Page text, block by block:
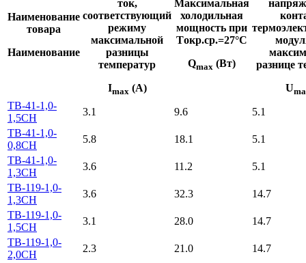
Наименование
товара
Наименование
ток,
соответствующий
режиму
максимальной
разницы
температур
Imax (A)
Максимальная
холодильная
мощность при
Tокр.ср.=27°C
Qmax (Вт)
разнице
U
TB-41-1,0-
1,5CH
3.1 9.6
5.1
TB-41-1,0-
0,8CH
5.8 18.1
5.1
TB-41-1,0-
1,3CH
3.6 11.2
5.1
TB-119-1,0-
1,3CH
3.6 32.3
14.7
TB-119-1,0-
1,5CH
3.1 28.0
14.7
TB-119-1,0-
2,0CH
2.3 21.0
14.7